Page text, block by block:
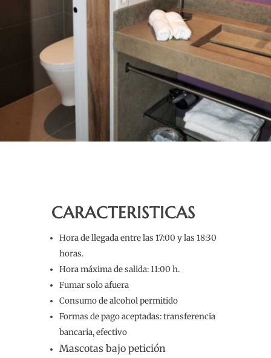
CARACTERISTICAS
Hora de llegada entre las 17:00 y las 18:30
horas.
Hora máxima de salida: 11:00 h.
Fumar solo afuera
Consumo de alcohol permitido
Formas de pago aceptadas: transferencia
bancaria, efectivo
Mascotas bajo petición